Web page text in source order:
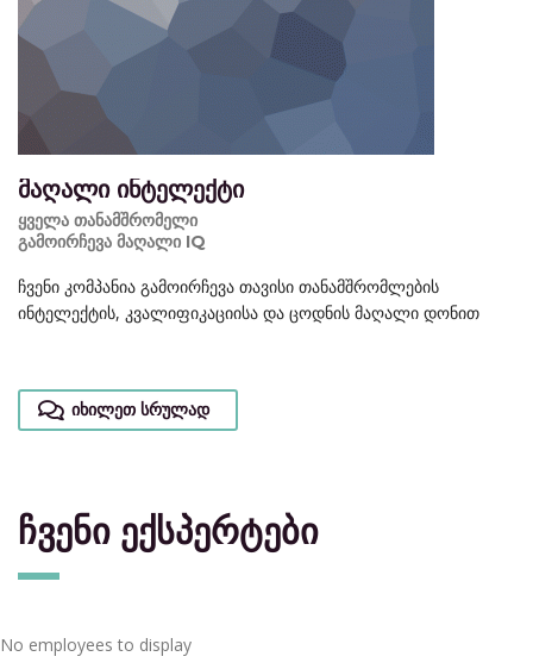
მაღალი ინტელექტი
ყველა თანამშრომელი
გამოირჩევა მაღალი IQ
ჩვენი კომპანია გამოირჩევა თავისი თანამშრომლების
ინტელექტის, კვალიფიკაციისა და ცოდნის მაღალი დონით
იხილეთ სრულად
ჩვენი ექსპერტები
No employees to display